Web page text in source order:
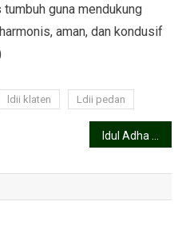
guna mendukung
aman, dan kondusif
ldii klaten Ldii pedan